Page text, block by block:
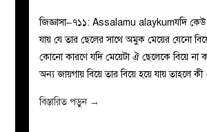
জিজ্ঞাসা–৭১১: Assalamu alaykumযদি
যায় যে তার ছেলের সাথে অমুক মেয়ের যেনো
কোনো কারণে যদি মেয়েটা ঐ ছেলেকে বিয়ে না
অন্য জায়গায় বিয়ে তার বিয়ে হয়ে যায় তাহলে
বিস্তারিত পড়ুন →